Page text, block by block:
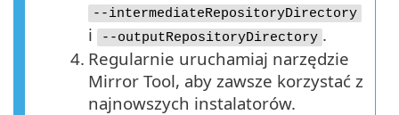
--intermediateRepositoryDirectory
i --outputRepositoryDirectory .
4. Regularnie uruchamiaj narzędzie
Mirror Tool, aby zawsze korzystać z
najnowszych instalatorów.